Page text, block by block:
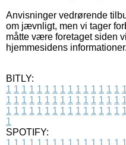
Anvisninger vedrørende
om jævnligt, men vi tager
måtte være foretaget siden
hjemmesidens informationer.
BITLY:
1 1 1 1 1 1 1 1 1 1 1 1 1 1 1 1
1 1 1 1 1 1 1 1 1 1 1 1 1 1 1 1
1 1 1 1 1 1 1 1 1 1 1 1 1 1 1 1
1
SPOTIFY:
1 1 1 1 1 1 1 1 1 1 1 1 1 1 1 1